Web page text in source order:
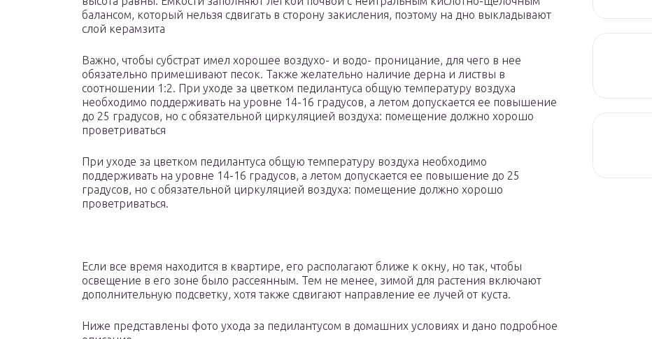
балансом, который нельзя сдвигать в сторону закисления, поэтому на дно выкладывают
слой керамзита
Важно, чтобы субстрат имел хорошее воздухо- и водо- проницание, для чего в нее
обязательно примешивают песок. Также желательно наличие дерна и листвы в
соотношении 1:2. При уходе за цветком педилантуса общую температуру воздуха
необходимо поддерживать на уровне 14-16 градусов, а летом допускается ее повышение
до 25 градусов, но с обязательной циркуляцией воздуха: помещение должно хорошо
проветриваться
При уходе за цветком педилантуса общую температуру воздуха необходимо
поддерживать на уровне 14-16 градусов, а летом допускается ее повышение до 25
градусов, но с обязательной циркуляцией воздуха: помещение должно хорошо
проветриваться.
Если все время находится в квартире, его располагают ближе к окну, но так, чтобы
освещение в его зоне было рассеянным. Тем не менее, зимой для растения включают
дополнительную подсветку, хотя также сдвигают направление ее лучей от куста.
Ниже представлены фото ухода за педилантусом в домашних условиях и дано подробное